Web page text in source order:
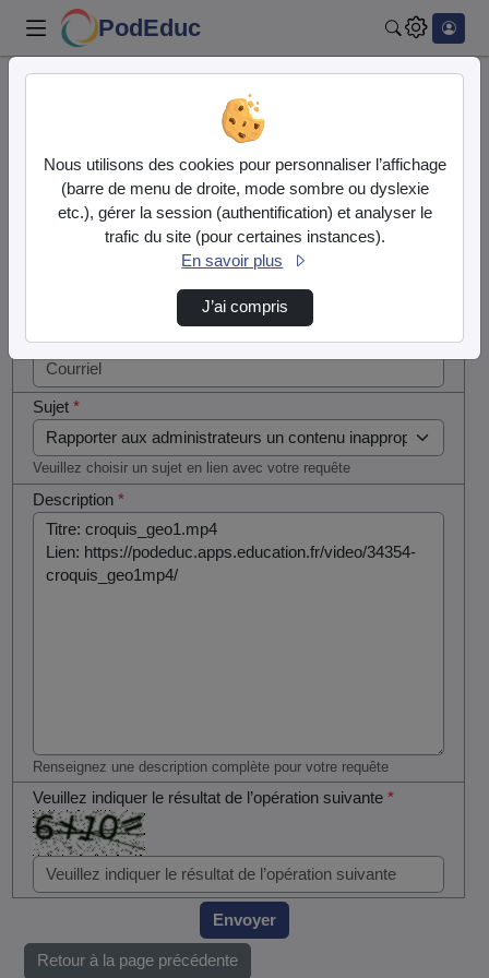
PodEduc
Contactez nous
Votre message
Courriel*
Sujet*
Veuillez choisir un sujet en lien avec votre requête
Description*
Renseignez une description complète pour votre requête
Veuillez indiquer le résultat de l’opération suivante*
si vous
êtes un
humain en
Envoyer
Retour à la page précédente
Nous utilisons des cookies pour personnaliser l’affichage
(barre de menu de droite, mode sombre ou dyslexie
etc.), gérer la session (authentification) et analyser le
trafic du site (pour certaines instances).
En savoir plus
J’ai compris